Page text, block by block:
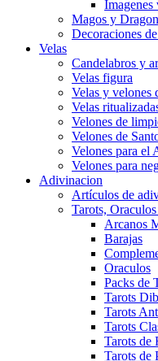
Imagenes
Magos y
Decoraciones
Velas
Candelabros y
Velas figura
Velas y velones
Velas
Velones de
Velones de
Velones para el
Velones para
Adivinacion
Artículos de
Tarots,
Arcanos
Barajas
Oraculos
Packs de
Tarots
Tarots
Tarots
Tarots de
Tarots de